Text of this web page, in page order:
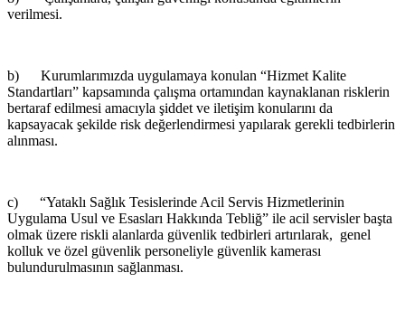
verilmesi.
b) Kurumlarımızda uygulamaya konulan “Hizmet Kalite
Standartları” kapsamında çalışma ortamından kaynaklanan risklerin
bertaraf edilmesi amacıyla şiddet ve iletişim konularını da
kapsayacak şekilde risk değerlendirmesi yapılarak gerekli tedbirlerin
alınması.
c) “Yataklı Sağlık Tesislerinde Acil Servis Hizmetlerinin
Uygulama Usul ve Esasları Hakkında Tebliğ” ile acil servisler başta
olmak üzere riskli alanlarda güvenlik tedbirleri artırılarak, genel
kolluk ve özel güvenlik personeliyle güvenlik kamerası
bulundurulmasının sağlanması.